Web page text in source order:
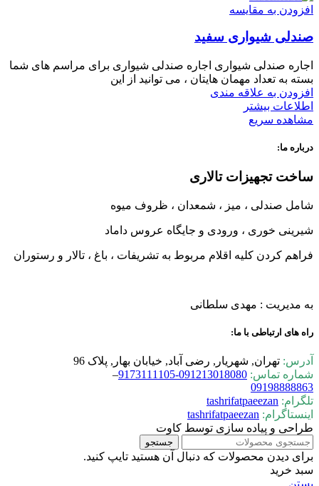
افزودن به مقایسه
صندلی شیواری سفید
اجاره صندلی شیواری اجاره صندلی شیواری برای مراسم های شما
بسته به تعداد مهمان هایتان ، می توانید از این
افزودن به علاقه مندی
اطلاعات بیشتر
مشاهده سریع
درباره ما:
ساخت تجهیزات تالاری
شامل صندلی ، میز ، شمعدان ، ظروف میوه
شیرینی خوری ، ورودی و جایگاه عروس داماد
فراهم کردن کلیه اقلام مربوط به تشریفات ، باغ ، تالار و رستوران
به مدیریت : مهدی سلطانی
راه های ارتباطی با ما:
آدرس: تهران, شهریار, رضی آباد, خیابان بهار, پلاک 96
شماره تماس:
091213018080-9173111105
–
09198888863
تلگرام: tashrifatpaeezan
اینستاگرام: tashrifatpaeezan
طراحی و پیاده سازی توسط کاوت
جستجو
برای دیدن محصولات که دنبال آن هستید تایپ کنید.
سبد خرید